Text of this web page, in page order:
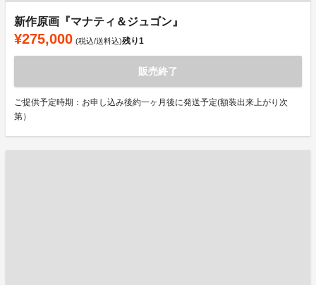
新作原画『マナティ＆ジュゴン』
¥275,000 (税込/送料込)残り1
販売終了
ご提供予定時期：お申し込み後約一ヶ月後に発送予定(額装出来上がり次
第）